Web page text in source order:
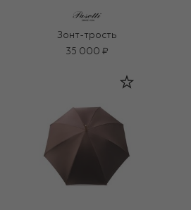
Зонт-трость
35 000 ₽